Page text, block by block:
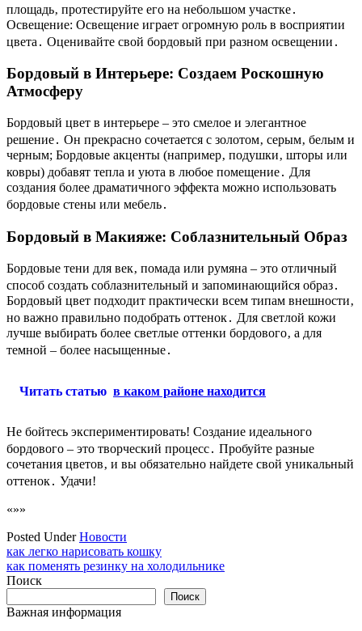
площадь‚ протестируйте его на небольшом участке․
Освещение: Освещение играет огромную роль в восприятии
цвета․ Оценивайте свой бордовый при разном освещении․
Бордовый в Интерьере: Создаем Роскошную
Атмосферу
Бордовый цвет в интерьере – это смелое и элегантное
решение․ Он прекрасно сочетается с золотом‚ серым‚ белым и
черным; Бордовые акценты (например‚ подушки‚ шторы или
ковры) добавят тепла и уюта в любое помещение․ Для
создания более драматичного эффекта можно использовать
бордовые стены или мебель․
Бордовый в Макияже: Соблазнительный Образ
Бордовые тени для век‚ помада или румяна – это отличный
способ создать соблазнительный и запоминающийся образ․
Бордовый цвет подходит практически всем типам внешности‚
но важно правильно подобрать оттенок․ Для светлой кожи
лучше выбирать более светлые оттенки бордового‚ а для
темной – более насыщенные․
Читать статью в каком районе находится
Не бойтесь экспериментировать! Создание идеального
бордового – это творческий процесс․ Пробуйте разные
сочетания цветов‚ и вы обязательно найдете свой уникальный
оттенок․ Удачи!
«»»
Posted UnderНовости
Навигация
по
как легко нарисовать кошку
как поменять резинку на холодильнике
Поиск
Поиск
Важная информация